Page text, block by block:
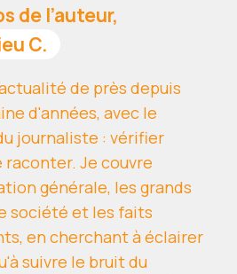
de l’auteur,
C.
de près depuis
d'années, avec le
journaliste : vérifier
raconter. Je couvre
générale, les grands
société et les faits
en cherchant à éclairer
suivre le bruit du